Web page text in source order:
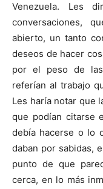
Venezuela. Les
conversaciones,
abierto, un tanto
deseos de hacer
por el peso de
referían al trabajo
Les haría notar que
que podían citarse
debía hacerse o lo
daban por sabidas,
punto de que
cerca, en lo más